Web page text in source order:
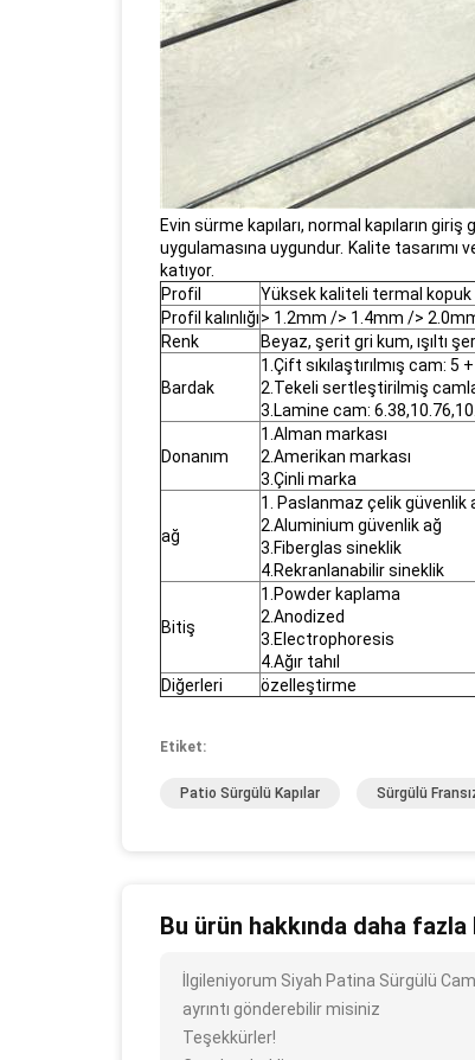
Evin sürme kapıları, normal kapıların
uygulamasına uygundur. Kalite tasarımı
katıyor.
Profil
Yüksek kaliteli termal
Profil kalınlığı> 1.2mm /> 1.4mm />
Renk
Beyaz, şerit gri kum, ışıltı
Bardak
1.Çift sıkılaştırılmış cam: 5
2.Tekeli sertleştirilmiş
3.Lamine cam:
Donanım
1.Alman markası
2.Amerikan markası
3.Çinli marka
ağ
1. Paslanmaz çelik güvenlik
2.Aluminium güvenlik ağ
3.Fiberglas sineklik
4.Rekranlanabilir sineklik
Bitiş
1.Powder kaplama
2.Anodized
3.Electrophoresis
4.Ağır tahıl
Diğerleri
özelleştirme
Etiket:
Patio Sürgülü Kapılar Sürgülü
Bu ürün hakkında daha
İlgileniyorum Siyah Patina Sürgülü
ayrıntı gönderebilir misiniz
Teşekkürler!